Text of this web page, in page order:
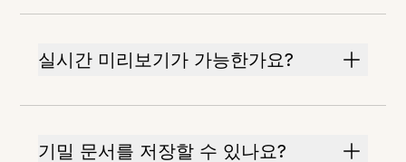
실시간 미리보기가 가능한가요?
기밀 문서를 저장할 수 있나요?